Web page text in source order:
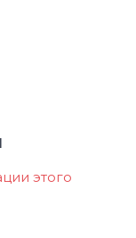
этого